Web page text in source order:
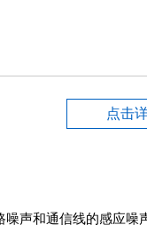
点击
声和通信线的感应噪